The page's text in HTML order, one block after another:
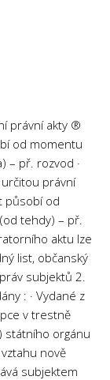
právní akty ®
od momentu
– př. rozvod ·
právní
působí od
(od tehdy) – př.
aktu lze
list, občanský
subjektů 2.
: · Vydané z
v trestně
státního orgánu
nově
subjektem